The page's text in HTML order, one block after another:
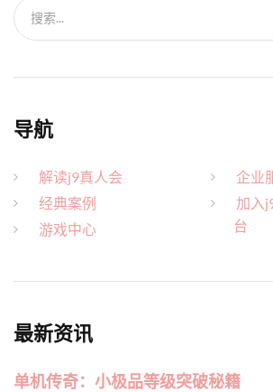
搜索...
导航
解读j9真人会
经典案例
游戏中心
企业
加入
台
最新资讯
单机传奇：小极品等级突破秘籍